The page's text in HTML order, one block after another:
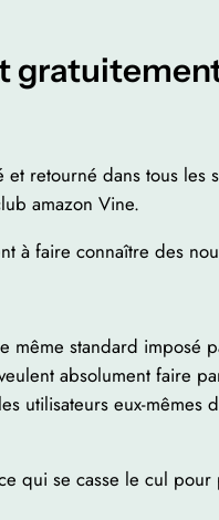
et retourné dans tous
amazon Vine.
à faire connaître des
même standard
absolument faire
utilisateurs eux-
qui se casse le cul